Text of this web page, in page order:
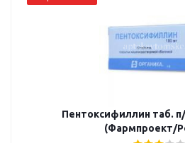
Пентоксифиллин таб.
(Фармпроект/